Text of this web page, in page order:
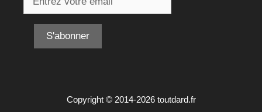
Copyright © 2014-2026 toutdard.fr